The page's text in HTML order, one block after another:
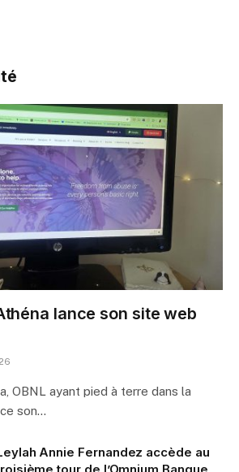
lance son site web
OBNL ayant pied à terre dans la
son…
Annie Fernandez accède au